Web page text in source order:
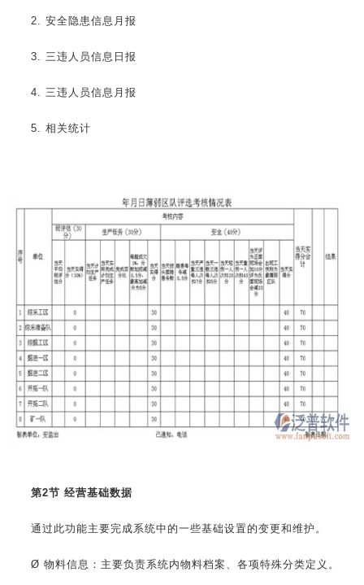
2. 安全隐患信息月报
3. 三违人员信息日报
4. 三违人员信息月报
5. 相关统计
第2节 经营基础数据
通过此功能主要完成系统中的一些基础设置的变更和维护。
Ø 物料信息：主要负责系统内物料档案、各项特殊分类定义。